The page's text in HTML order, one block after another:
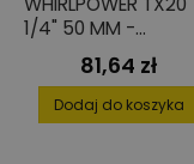
1/4" 50 MM -
WYSOKA TRWAŁOŚĆ
15 SZT.Cena
81,64 zł
Dodaj do koszyka